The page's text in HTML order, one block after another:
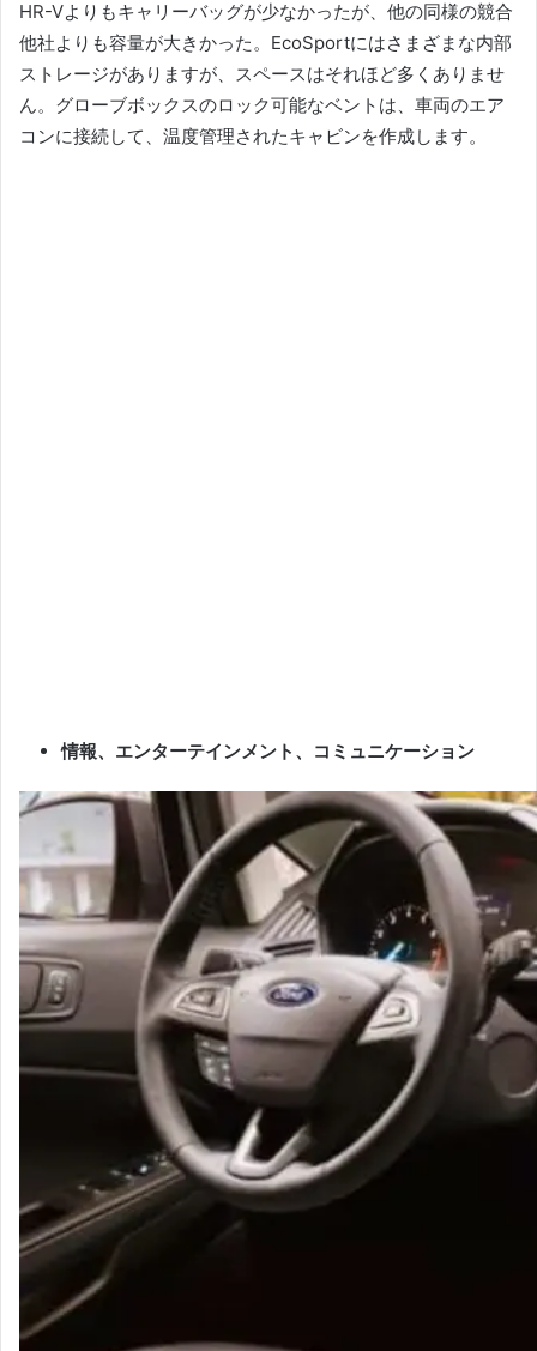
HR-Vよりもキャリーバッグが少なかったが、他の同様の競合
他社よりも容量が大きかった。 EcoSportにはさまざまな内部
ストレージがありますが、スペースはそれほど多くありませ
ん。 グローブボックスのロック可能なベントは、車両のエア
コンに接続して、温度管理されたキャビンを作成します。
情報、エンターテインメント、コミュニケーション